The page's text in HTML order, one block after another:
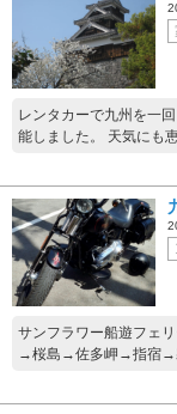
レンタカーで九州を一
能しました。 天気にも
サンフラワー船遊フェ
→桜島→佐多岬→指宿→